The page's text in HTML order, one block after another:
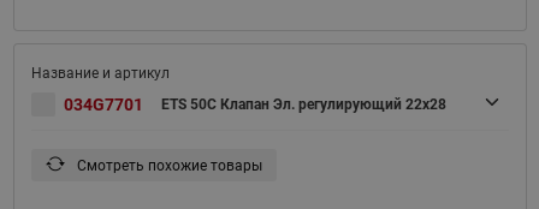
034G7701 ETS 50C Клапан Эл. регулирующий 22x28
Смотреть похожие товары